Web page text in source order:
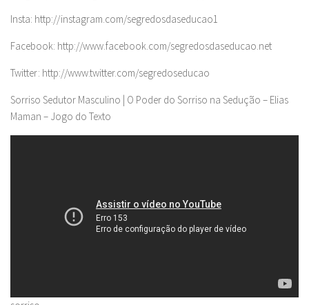
Insta: http://instagram.com/segredosdaseducao1
Facebook: http://www.facebook.com/segredosdaseducao.net
Twitter: http://www.twitter.com/segredoseducao
Sorriso Sedutor Masculino | O Poder do Sorriso na Sedução – Elias
Maman – Jogo do Texto